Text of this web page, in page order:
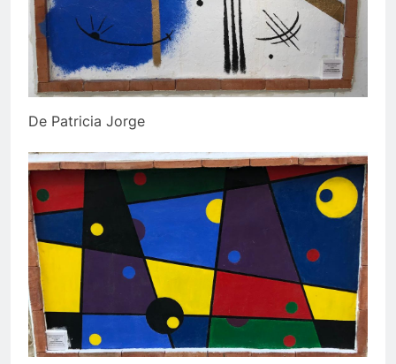
De Patricia Jorge